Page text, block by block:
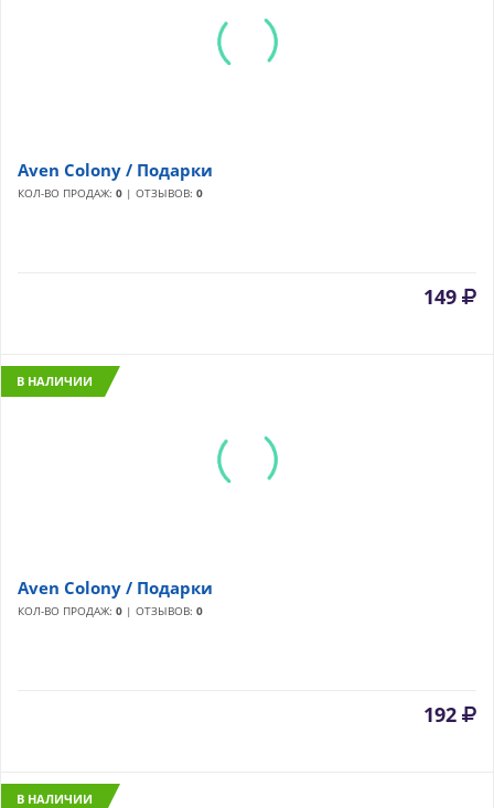
Aven Colony / Подарки
КОЛ-ВО ПРОДАЖ: 0 | ОТЗЫВОВ: 0
149
В НАЛИЧИИ
Aven Colony / Подарки
КОЛ-ВО ПРОДАЖ: 0 | ОТЗЫВОВ: 0
192
В НАЛИЧИИ